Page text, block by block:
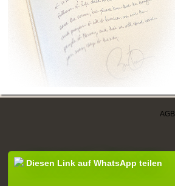
AGB
Diesen Link auf WhatsApp teilen